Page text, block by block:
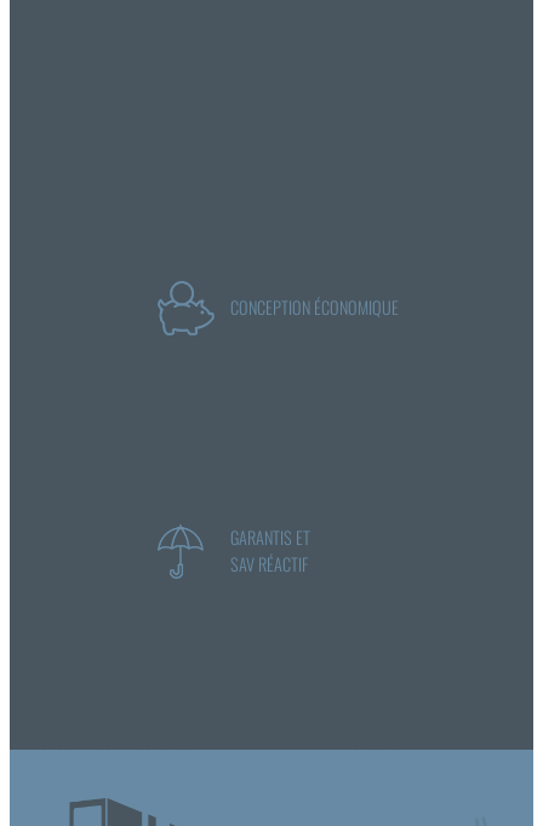
CONCEPTION ÉCONOMIQUE
GARANTIS ET
SAV RÉACTIF